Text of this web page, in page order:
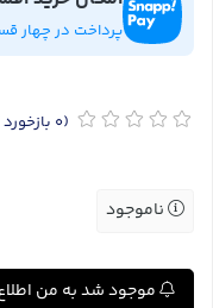
پرداخت در چهار
(0 بازخورد
ناموجود
موجود شد به من